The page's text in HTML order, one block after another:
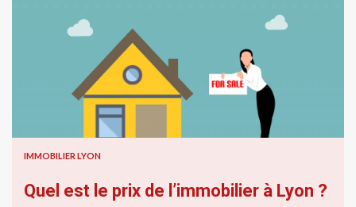
IMMOBILIER LYON
Quel est le prix de l’immobilier à Lyon ?